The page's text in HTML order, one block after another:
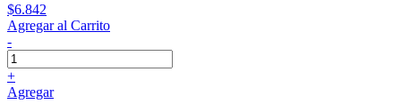
$6.842
Agregar al Carrito
-
+
Agregar